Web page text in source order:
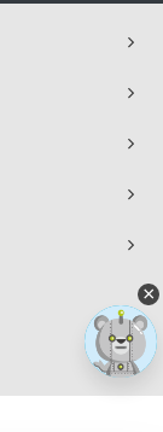
×